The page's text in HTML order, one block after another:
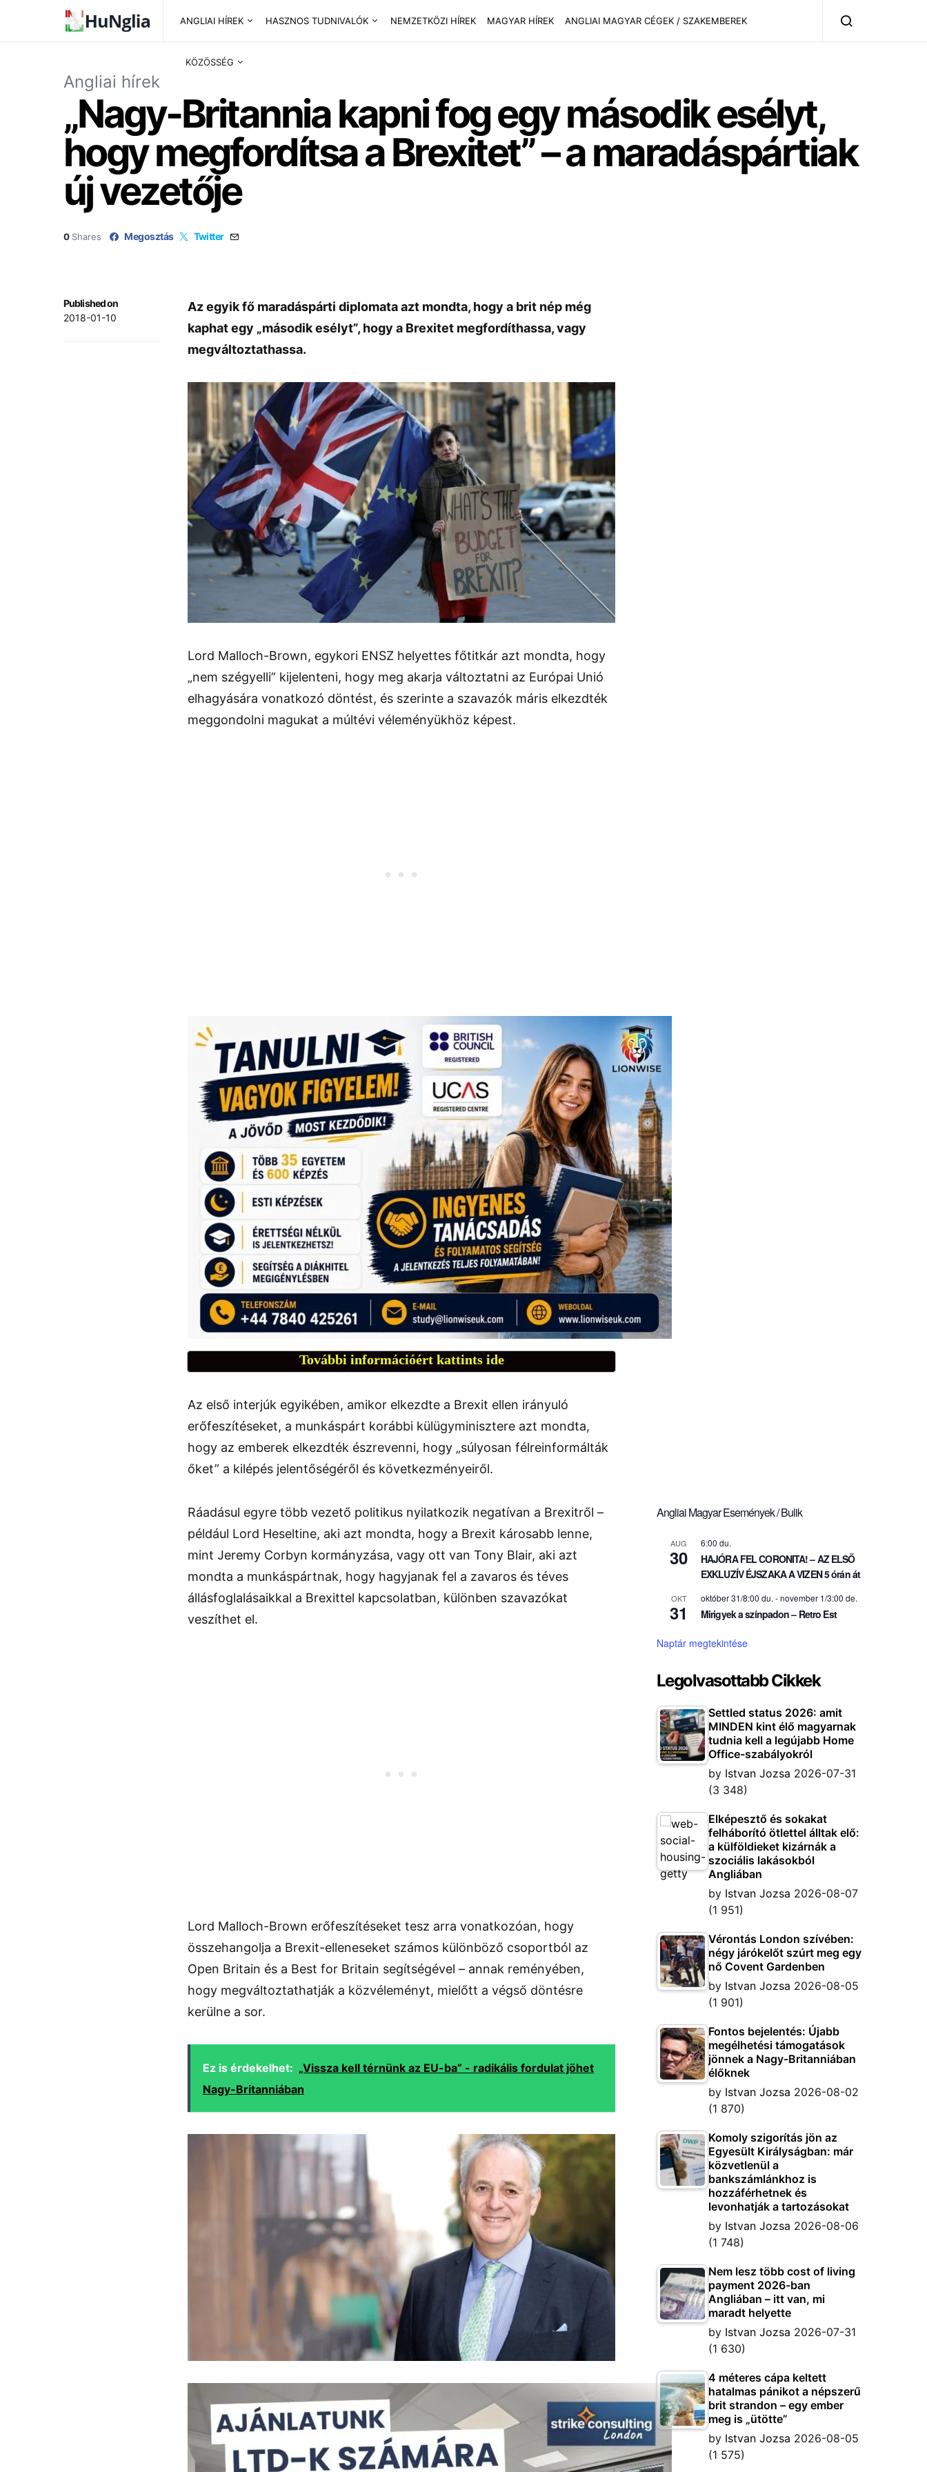
ANGLIAI HÍREK HASZNOS TUDNIVALÓK NEMZETKÖZI HÍREK MAGYAR HÍREK ANGLIAI MAGYAR CÉGEK / SZAKEMBEREK
KÖZÖSSÉG
Angliai hírek
„Nagy-Britannia kapni fog egy második esélyt,
hogy megfordítsa a Brexitet” – a maradáspártiak
új vezetője
0 Shares Megosztás Twitter
Published on
2018-01-10
Az egyik fő maradáspárti diplomata azt mondta, hogy a brit nép még
kaphat egy „második esélyt”, hogy a Brexitet megfordíthassa, vagy
megváltoztathassa.
Lord Malloch-Brown, egykori ENSZ helyettes főtitkár azt mondta, hogy
„nem szégyelli” kijelenteni, hogy meg akarja változtatni az Európai Unió
elhagyására vonatkozó döntést, és szerinte a szavazók máris elkezdték
meggondolni magukat a múltévi véleményükhöz képest.
További információért kattints ide
Az első interjúk egyikében, amikor elkezdte a Brexit ellen irányuló
erőfeszítéseket, a munkáspárt korábbi külügyminisztere azt mondta,
hogy az emberek elkezdték észrevenni, hogy „súlyosan félreinformálták
őket” a kilépés jelentőségéről és következményeiről.
Ráadásul egyre több vezető politikus nyilatkozik negatívan a Brexitről –
például Lord Heseltine, aki azt mondta, hogy a Brexit károsabb lenne,
mint Jeremy Corbyn kormányzása, vagy ott van Tony Blair, aki azt
mondta a munkáspártnak, hogy hagyjanak fel a zavaros és téves
állásfoglalásaikkal a Brexittel kapcsolatban, különben szavazókat
veszíthet el.
Lord Malloch-Brown erőfeszítéseket tesz arra vonatkozóan, hogy
összehangolja a Brexit-elleneseket számos különböző csoportból az
Open Britain és a Best for Britain segítségével – annak reményében,
hogy megváltoztathatják a közvéleményt, mielőtt a végső döntésre
kerülne a sor.
Ez is érdekelhet: „Vissza kell térnünk az EU-ba” - radikális fordulat jöhet
Nagy-Britanniában
Angliai Magyar Események / Bulik
AUG
30
6:00 du.
HAJÓRA FEL CORONITA! – AZ ELSŐ
EXKLUZÍV ÉJSZAKA A VIZEN 5 órán át
OKT
31
október 31/8:00 du. -november 1/3:00 de.
Mirigyek a színpadon – Retro Est
Naptár megtekintése
Legolvasottabb Cikkek
Settled status 2026: amit
MINDEN kint élő magyarnak
tudnia kell a legújabb Home
Office-szabályokról
by Istvan Jozsa 2026-07-31
(3 348)
Elképesztő és sokakat
felháborító ötlettel álltak elő:
a külföldieket kizárnák a
szociális lakásokból
Angliában
by Istvan Jozsa 2026-08-07
(1 951)
Vérontás London szívében:
négy járókelőt szúrt meg egy
nő Covent Gardenben
by Istvan Jozsa 2026-08-05
(1 901)
Fontos bejelentés: Újabb
megélhetési támogatások
jönnek a Nagy-Britanniában
élőknek
by Istvan Jozsa 2026-08-02
(1 870)
Komoly szigorítás jön az
Egyesült Királyságban: már
közvetlenül a
bankszámlánkhoz is
hozzáférhetnek és
levonhatják a tartozásokat
by Istvan Jozsa 2026-08-06
(1 748)
Nem lesz több cost of living
payment 2026-ban
Angliában – itt van, mi
maradt helyette
by Istvan Jozsa 2026-07-31
(1 630)
4 méteres cápa keltett
hatalmas pánikot a népszerű
brit strandon – egy ember
meg is „ütötte”
by Istvan Jozsa 2026-08-05
(1 575)